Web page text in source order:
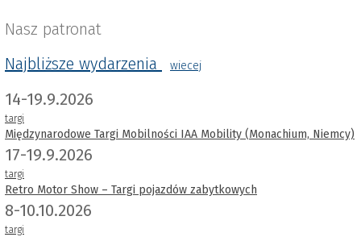
Nasz patronat
Najbliższe wydarzenia
wiecej
14-19.9.2026
targi
Międzynarodowe Targi Mobilności IAA Mobility (Monachium, Niemcy)
17-19.9.2026
targi
Retro Motor Show – Targi pojazdów zabytkowych
8-10.10.2026
targi